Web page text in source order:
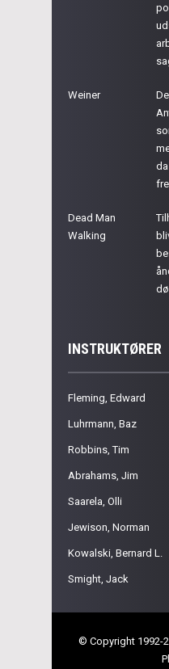
Weiner
Dead Man
Walking
INSTRUKTØRER
Fleming, Edward
Luhrmann, Baz
Robbins, Tim
Abrahams, Jim
Saarela, Olli
Jewison, Norman
Kowalski, Bernard L.
Smight, Jack
© Copyright 1992-